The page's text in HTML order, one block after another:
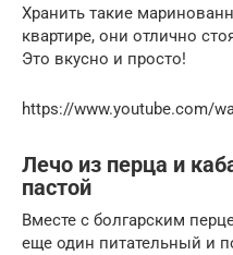
Хранить такие
квартире, они отлично
Это вкусно и просто!
https://www.youtube.com/
Лечо из перца и
пастой
Вместе с болгарским
еще один питательный и